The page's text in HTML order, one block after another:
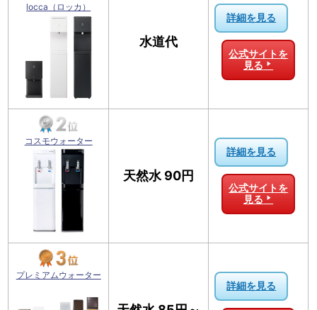
locca（ロッカ）
水道代
詳細を見る
公式サイトを
見る
コスモウォーター
天然水 90円
詳細を見る
公式サイトを
見る
プレミアムウォーター
詳細を見る